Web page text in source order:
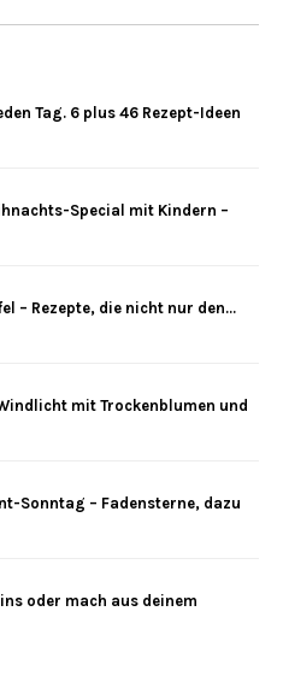
Tag. 6 plus 46 Rezept-Ideen
Special mit Kindern –
– Rezepte, die nicht nur den...
mit Trockenblumen und
Sonntag – Fadensterne, dazu
oder mach aus deinem